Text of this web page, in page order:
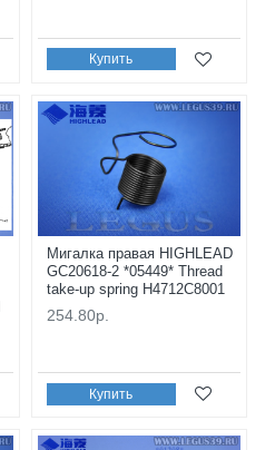
Купить
Мигалка правая HIGHLEAD
GC20618-2 *05449* Thread
take-up spring H4712C8001
254.80р.
Купить